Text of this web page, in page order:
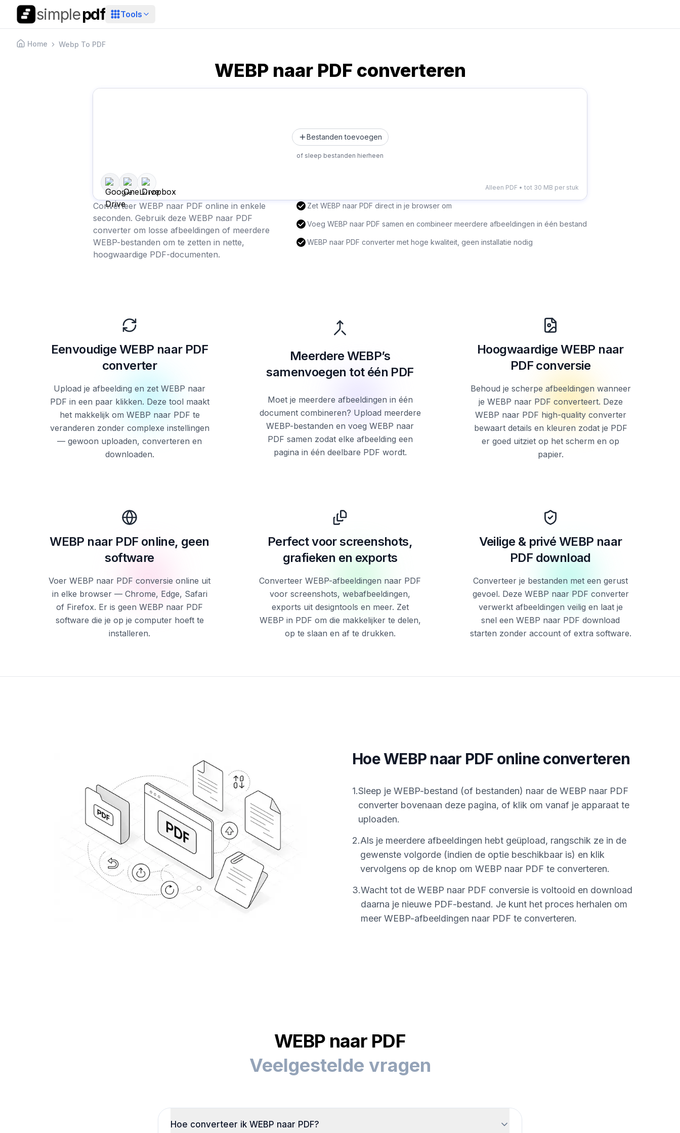
simplepdf Tools
Home Webp To PDF
WEBP naar PDF converteren
Bestanden toevoegen
of sleep bestanden hierheen
Alleen PDF • tot 30 MB per stuk
Converteer WEBP naar PDF online in enkele
seconden. Gebruik deze WEBP naar PDF
converter om losse afbeeldingen of meerdere
WEBP-bestanden om te zetten in nette,
hoogwaardige PDF-documenten.
Zet WEBP naar PDF direct in je browser om
Voeg WEBP naar PDF samen en combineer meerdere afbeeldingen in één bestand
WEBP naar PDF converter met hoge kwaliteit, geen installatie nodig
Eenvoudige WEBP naar PDF
converter
Upload je afbeelding en zet WEBP naar
PDF in een paar klikken. Deze tool maakt
het makkelijk om WEBP naar PDF te
veranderen zonder complexe instellingen
— gewoon uploaden, converteren en
downloaden.
Meerdere WEBP’s
samenvoegen tot één PDF
Moet je meerdere afbeeldingen in één
document combineren? Upload meerdere
WEBP-bestanden en voeg WEBP naar
PDF samen zodat elke afbeelding een
pagina in één deelbare PDF wordt.
Hoogwaardige WEBP naar
PDF conversie
Behoud je scherpe afbeeldingen wanneer
je WEBP naar PDF converteert. Deze
WEBP naar PDF high-quality converter
bewaart details en kleuren zodat je PDF
er goed uitziet op het scherm en op
papier.
WEBP naar PDF online, geen
software
Voer WEBP naar PDF conversie online uit
in elke browser — Chrome, Edge, Safari
of Firefox. Er is geen WEBP naar PDF
software die je op je computer hoeft te
installeren.
Perfect voor screenshots,
grafieken en exports
Converteer WEBP-afbeeldingen naar PDF
voor screenshots, webafbeeldingen,
exports uit designtools en meer. Zet
WEBP in PDF om die makkelijker te delen,
op te slaan en af te drukken.
Veilige & privé WEBP naar
PDF download
Converteer je bestanden met een gerust
gevoel. Deze WEBP naar PDF converter
verwerkt afbeeldingen veilig en laat je
snel een WEBP naar PDF download
starten zonder account of extra software.
Hoe WEBP naar PDF online converteren
1.Sleep je WEBP-bestand (of bestanden) naar de WEBP naar PDF
converter bovenaan deze pagina, of klik om vanaf je apparaat te
uploaden.
2.Als je meerdere afbeeldingen hebt geüpload, rangschik ze in de
gewenste volgorde (indien de optie beschikbaar is) en klik
vervolgens op de knop om WEBP naar PDF te converteren.
3.Wacht tot de WEBP naar PDF conversie is voltooid en download
daarna je nieuwe PDF-bestand. Je kunt het proces herhalen om
meer WEBP-afbeeldingen naar PDF te converteren.
WEBP naar PDF
Veelgestelde vragen
Hoe converteer ik WEBP naar PDF?